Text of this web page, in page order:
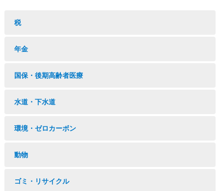
税
年金
国保・後期高齢者医療
水道・下水道
環境・ゼロカーボン
動物
ゴミ・リサイクル